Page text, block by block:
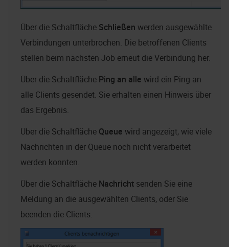
Über die Schaltfläche Schließen werden ausgewählte
Verbindungen unterbrochen. Die betroffenen Clients
stellen beim nächsten Job erneut die Verbindung her.
Über die Schaltfläche Ping an alle wird ein Ping an
alle Clients gesendet. Sie erhalten einen Hinweis über
das Ergebnis.
Über die Schaltfläche Queue wird angezeigt, wie viele
Nachrichten in der Queue noch nicht verarbeitet
werden konnten.
Über die Schaltfläche Nachricht senden Sie eine
Meldung an die ausgewählten Clients, oder Sie
beenden die Clients.